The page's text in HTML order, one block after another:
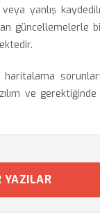
yanlış
güncellemelerle
ve
YAZILAR